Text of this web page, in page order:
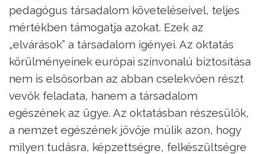
pedagógus társadalom követeléseivel, teljes
mértékben támogatja azokat. Ezek az
„elvárások” a társadalom igényei. Az oktatás
körülményeinek európai színvonalú biztosítása
nem is elsősorban az abban cselekvően részt
vevők feladata, hanem a társadalom
egészének az ügye. Az oktatásban részesülők,
a nemzet egészének jövője múlik azon, hogy
milyen tudásra, képzettségre, felkészültségre